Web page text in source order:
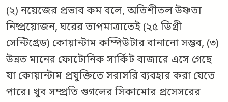
(২) নয়েজের প্রভাব কম বলে, অতিশীতল উষ্ণতা
নিষ্প্রয়োজন, ঘরের তাপমাত্রাতেই (২৫ ডিগ্রী
সেন্টিগ্রেড) কোয়ান্টাম কম্পিউটার বানানো সম্ভব, (৩)
উন্নত মানের ফোটোনিক সার্কিট বাজারে এসে গেছে
যা কোয়ান্টাম প্রযুক্তিতে সরাসরি ব্যবহার করা যেতে
পারে। খুব সম্প্রতি গুগলের সিকামোর প্রসেসরের